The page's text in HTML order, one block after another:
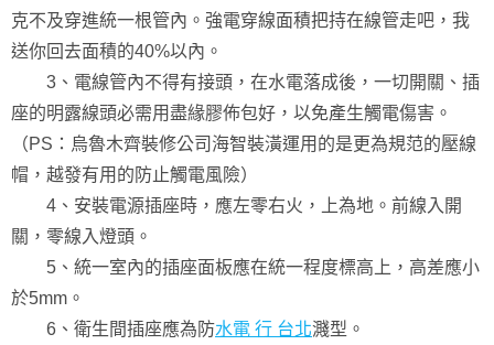
克不及穿進統一根管內。強電穿線面積把持在線管走吧，我
送你回去面積的40%以內。
3、電線管內不得有接頭，在水電落成後，一切開關、插
座的明露線頭必需用盡緣膠佈包好，以免產生觸電傷害。
（PS：烏魯木齊裝修公司海智裝潢運用的是更為規范的壓線
帽，越發有用的防止觸電風險）
4、安裝電源插座時，應左零右火，上為地。前線入開
關，零線入燈頭。
5、統一室內的插座面板應在統一程度標高上，高差應小
於5mm。
6、衛生間插座應為防水電 行 台北濺型。